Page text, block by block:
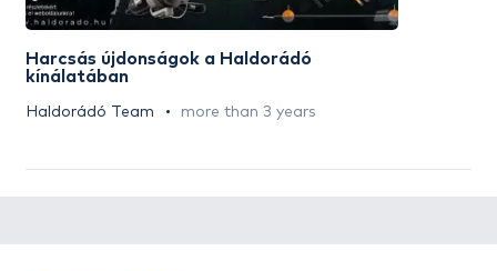
Harcsás újdonságok a Haldorádó
kínálatában
Haldorádó Team more than 3 years